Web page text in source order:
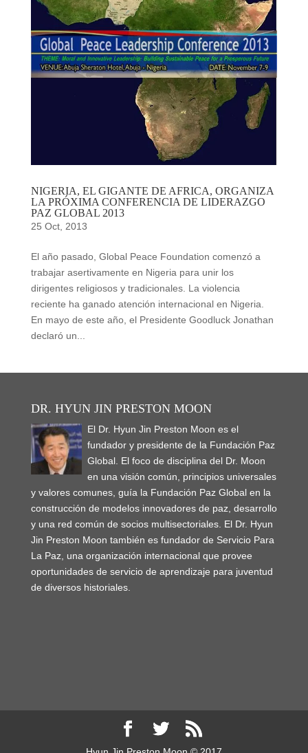
NIGERIA, EL GIGANTE DE AFRICA, ORGANIZA
LA PRÓXIMA CONFERENCIA DE LIDERAZGO
PAZ GLOBAL 2013
25 Oct, 2013
El año pasado, Global Peace Foundation comenzó a
trabajar asertivamente en Nigeria para unir los
dirigentes religiosos y tradicionales. La violencia
reciente ha ganado atención internacional en Nigeria.
En mayo de este año, el Presidente Goodluck Jonathan
declaró un...
DR. HYUN JIN PRESTON MOON
El Dr. Hyun Jin Preston Moon es el
fundador y presidente de la Fundación Paz
Global. El foco de disciplina del Dr. Moon
en una visión común, principios universales
y valores comunes, guía la Fundación Paz Global en la
construcción de modelos innovadores de paz, desarrollo
y una red común de socios multisectoriales. El Dr. Hyun
Jin Preston Moon también es fundador de Servicio Para
La Paz, una organización internacional que provee
oportunidades de servicio de aprendizaje para juventud
de diversos historiales.